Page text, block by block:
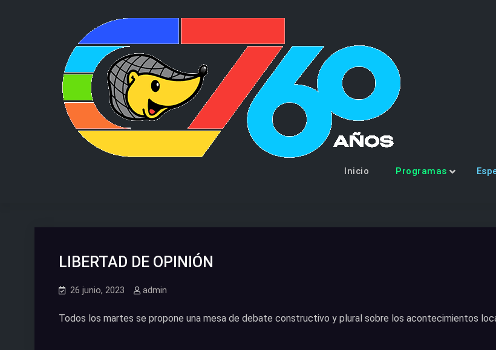
Inicio Programas
LIBERTAD DE OPINIÓN
26 junio, 2023 admin
Todos los martes se propone una mesa de debate constructivo y plural sobre los acontecimientos